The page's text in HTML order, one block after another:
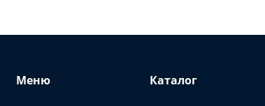
Меню Каталог